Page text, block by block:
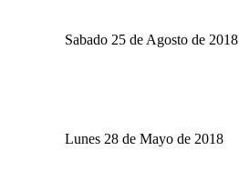
Sabado 25 de Agosto de 2018
Lunes 28 de Mayo de 2018